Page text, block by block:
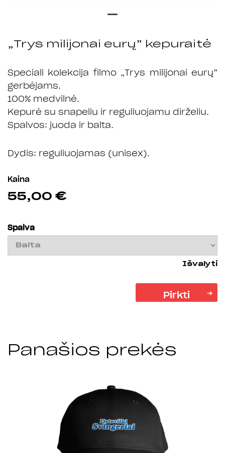
„Trys milijonai eurų” kepuraitė
Speciali kolekcija filmo „Trys milijonai eurų”
gerbėjams.
100% medvilnė.
Kepurė su snapeliu ir reguliuojamu dirželiu.
Spalvos: juoda ir balta.
Dydis: reguliuojamas (unisex).
Kaina
55,00 €
Spalva
Išvalyti
Pirkti
Panašios prekės